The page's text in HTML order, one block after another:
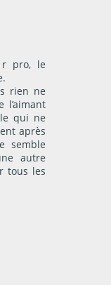
r pro, le
rien ne
l’aimant
qui ne
après
semble
autre
tous les